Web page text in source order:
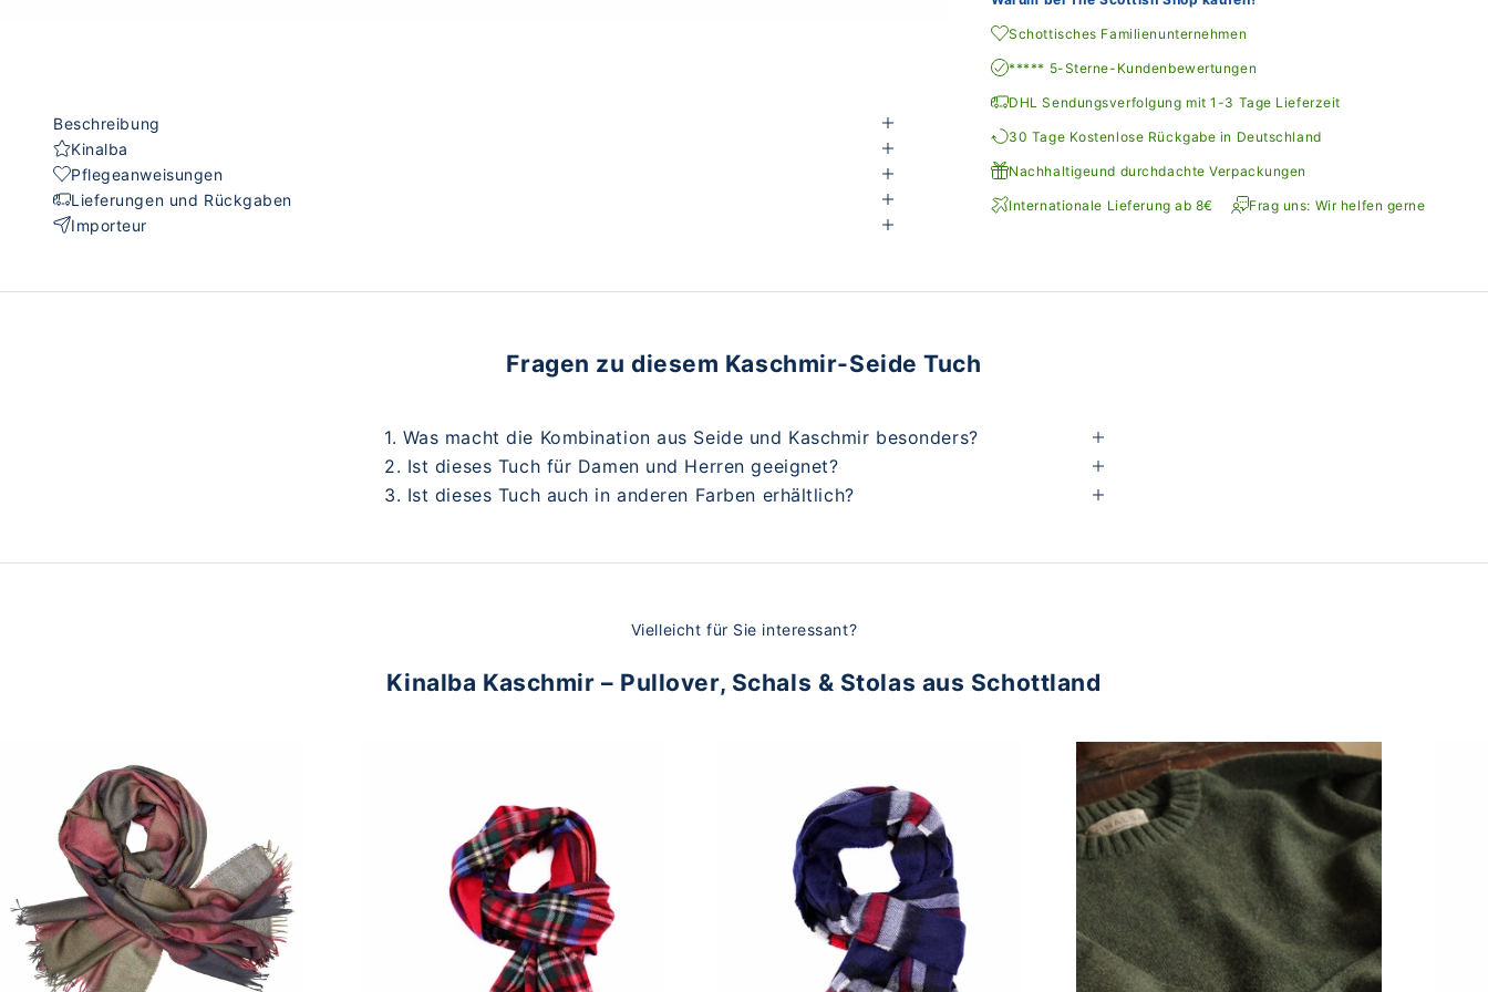
Schottisches Familienunternehmen
***** 5-Sterne-Kundenbewertungen
DHL Sendungsverfolgung mit 1-3 Tage Lieferzeit
30 Tage Kostenlose Rückgabe in Deutschland
Nachhaltigeund durchdachte Verpackungen
Internationale Lieferung ab 8€ Frag uns: Wir helfen gerne
Beschreibung
Kinalba
Pflegeanweisungen
Lieferungen und Rückgaben
Importeur
Fragen zu diesem Kaschmir-Seide Tuch
1. Was macht die Kombination aus Seide und Kaschmir besonders?
2. Ist dieses Tuch für Damen und Herren geeignet?
3. Ist dieses Tuch auch in anderen Farben erhältlich?
Vielleicht für Sie interessant?
Kinalba Kaschmir – Pullover, Schals & Stolas aus Schottland